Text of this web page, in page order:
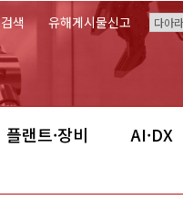
검색 유해게시물신고
플랜트·장비 AI·DX